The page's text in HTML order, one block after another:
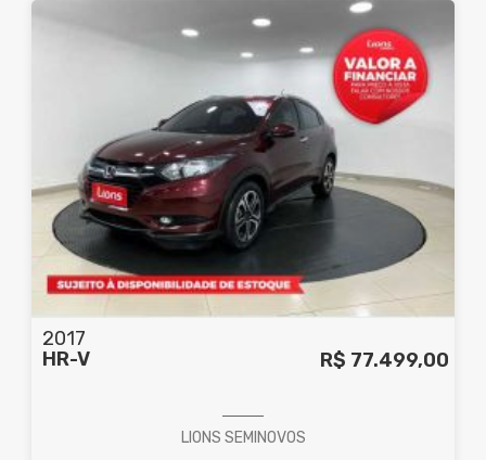
2017
HR-V
R$ 77.499,00
LIONS SEMINOVOS